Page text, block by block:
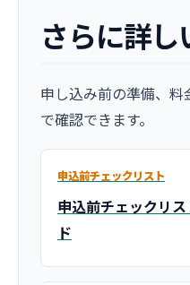
さらに詳
申し込み前の準備、
で確認できます。
申込前チェックリスト
申込前チェックリ
ド